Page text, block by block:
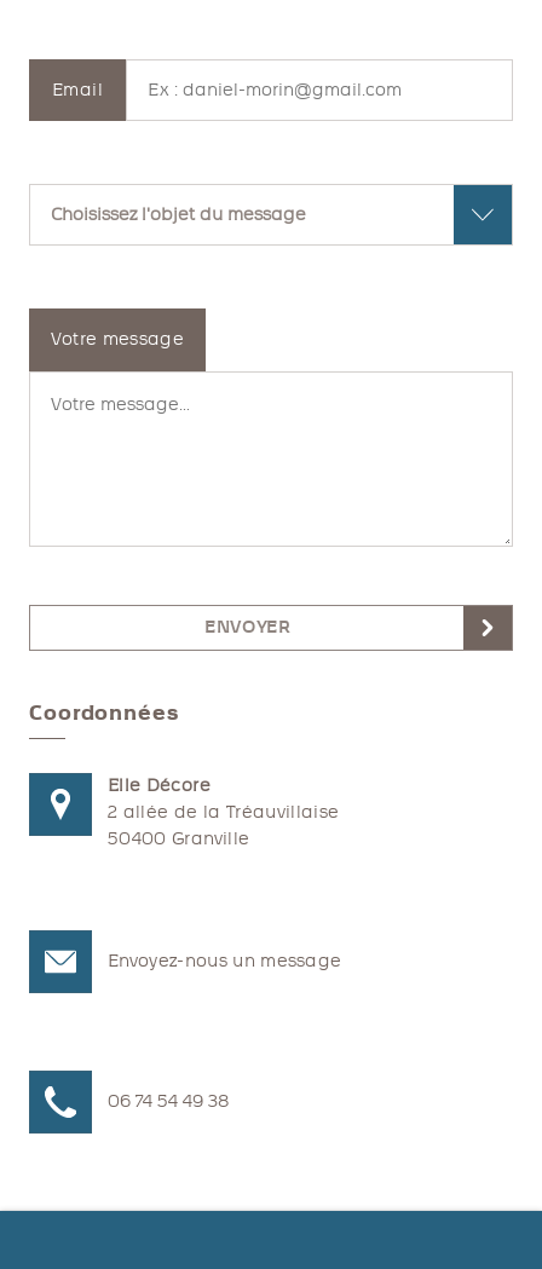
Email
Votre message
ENVOYER
Coordonnées
Elle Décore
2 allée de la Tréauvillaise
50400 Granville
Envoyez-nous un message
06 74 54 49 38